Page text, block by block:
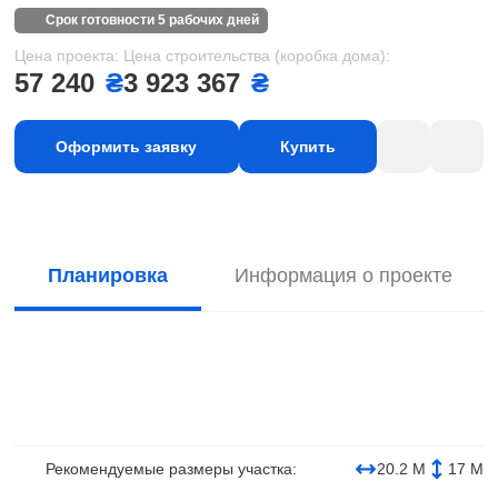
срок готовности 5 рабочих дней
Цена проекта:
57 240 ₴
Цена строительства (коробка дома):
3 923 367 ₴
Оформить заявку Купить
Планировка Информация о проекте
Рекомендуемые размеры участка: 20.2 М 17 М